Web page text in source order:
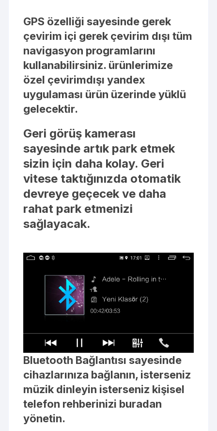
GPS özelliği sayesinde gerek
çevirim içi gerek çevirim dışı tüm
navigasyon programlarını
kullanabilirsiniz. ürünlerimize
özel çevirimdışı yandex
uygulaması ürün üzerinde yüklü
gelecektir.
Geri görüş kamerası
sayesinde artık park etmek
sizin için daha kolay. Geri
vitese taktığınızda otomatik
devreye geçecek ve daha
rahat park etmenizi
sağlayacak.
Bluetooth Bağlantısı sayesinde
cihazlarınıza bağlanın, isterseniz
müzik dinleyin isterseniz kişisel
telefon rehberinizi buradan
yönetin.